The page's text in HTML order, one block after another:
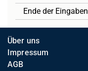
Ende der Eingaben
Über uns
Impressum
AGB